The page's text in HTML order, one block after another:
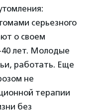
серьезного
о своем
40 лет. Молодые
работать. Еще
не
терапии
без